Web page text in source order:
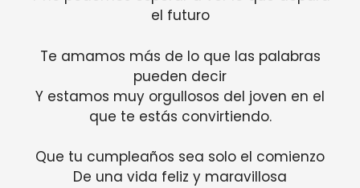
el futuro
Te amamos más de lo que las palabras
pueden decir
Y estamos muy orgullosos del joven en el
que te estás convirtiendo.
Que tu cumpleaños sea solo el comienzo
De una vida feliz y maravillosa